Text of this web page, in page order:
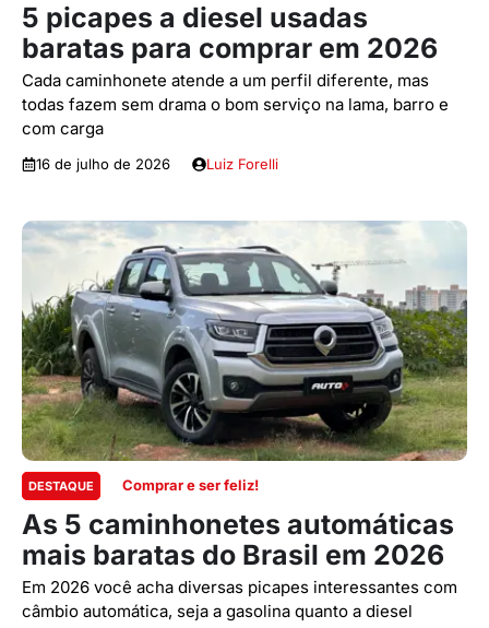
5 picapes a diesel usadas
baratas para comprar em 2026
Cada caminhonete atende a um perfil diferente, mas
todas fazem sem drama o bom serviço na lama, barro e
com carga
16 de julho de 2026 Luiz Forelli
DESTAQUE Comprar e ser feliz!
As 5 caminhonetes automáticas
mais baratas do Brasil em 2026
Em 2026 você acha diversas picapes interessantes com
câmbio automática, seja a gasolina quanto a diesel